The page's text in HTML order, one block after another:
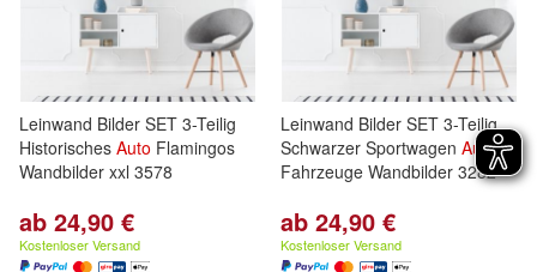
Leinwand Bilder SET 3-Teilig
Historisches Auto Flamingos
Wandbilder xxl 3578
ab 24,90 €
Kostenloser Versand
Leinwand Bilder SET 3-Teilig
Schwarzer Sportwagen Auto
Fahrzeuge Wandbilder 3282
ab 24,90 €
Kostenloser Versand